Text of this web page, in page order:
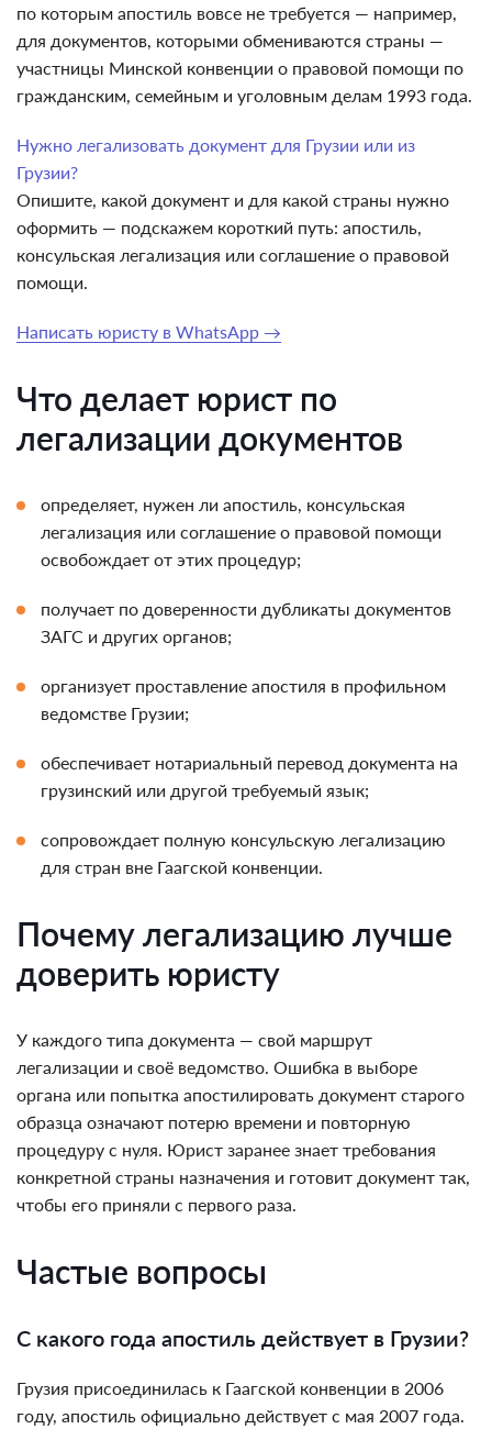
по которым апостиль вовсе не требуется — например,
для документов, которыми обмениваются страны —
участницы Минской конвенции о правовой помощи по
гражданским, семейным и уголовным делам 1993 года.
Нужно легализовать документ для Грузии или из
Грузии?
Опишите, какой документ и для какой страны нужно
оформить — подскажем короткий путь: апостиль,
консульская легализация или соглашение о правовой
помощи.
Написать юристу в WhatsApp →
Что делает юрист по
легализации документов
определяет, нужен ли апостиль, консульская
легализация или соглашение о правовой помощи
освобождает от этих процедур;
получает по доверенности дубликаты документов
ЗАГС и других органов;
организует проставление апостиля в профильном
ведомстве Грузии;
обеспечивает нотариальный перевод документа на
грузинский или другой требуемый язык;
сопровождает полную консульскую легализацию
для стран вне Гаагской конвенции.
Почему легализацию лучше
доверить юристу
У каждого типа документа — свой маршрут
легализации и своё ведомство. Ошибка в выборе
органа или попытка апостилировать документ старого
образца означают потерю времени и повторную
процедуру с нуля. Юрист заранее знает требования
конкретной страны назначения и готовит документ так,
чтобы его приняли с первого раза.
Частые вопросы
С какого года апостиль действует в Грузии?
Грузия присоединилась к Гаагской конвенции в 2006
году, апостиль официально действует с мая 2007 года.